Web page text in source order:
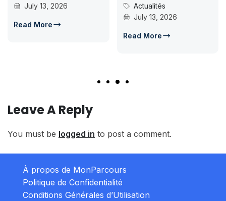
July 13, 2026
More
Actualités
July 13, 2026
Read More
Leave A Reply
You must be logged in to post a comment.
À propos de MonParcours
Politique de Confidentialité
Conditions Générales d’Utilisation